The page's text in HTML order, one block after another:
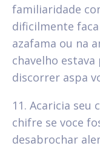
familiaridade
dificilmente
azafama ou na
chavelho
discorrer aspa
11. Acaricia seu
chifre se voce
desabrochar